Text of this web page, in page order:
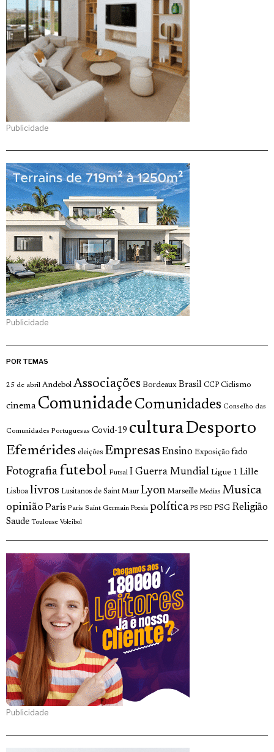
Publicidade
Publicidade
POR TEMAS
25 de abril Andebol Associações Bordeaux Brasil CCP Ciclismo
cinema Comunidade Comunidades Conselho das
Comunidades Portuguesas Covid-19 culturaDesporto
Efemérides eleições Empresas Ensino Exposição fado
Fotografia futebol Futsal I Guerra Mundial Ligue 1 Lille
Lisboa livros Lusitanos de Saint Maur Lyon Marseille Medias Musica
opinião Paris Paris Saint Germain Poesia política PS PSD PSG Religião
Saude Toulouse Voleibol
Publicidade